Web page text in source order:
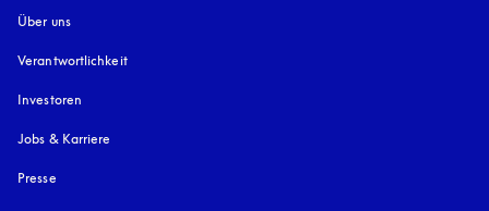
Über uns
Verantwortlichkeit
Investoren
Jobs & Karriere
Presse